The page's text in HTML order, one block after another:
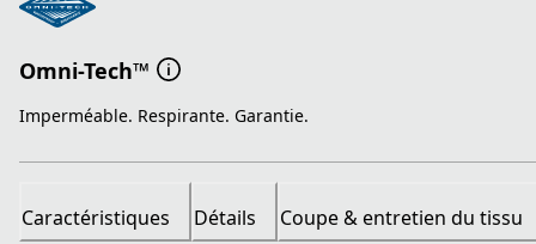
Omni-Tech™
Imperméable. Respirante. Garantie.
Caractéristiques Détails Coupe & entretien du tissu